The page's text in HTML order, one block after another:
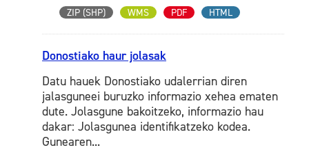
ZIP (SHP) WMS PDF HTML
Donostiako haur jolasak
Datu hauek Donostiako udalerrian diren
jalasguneei buruzko informazio xehea ematen
dute. Jolasgune bakoitzeko, informazio hau
dakar: Jolasgunea identifikatzeko kodea.
Gunearen...